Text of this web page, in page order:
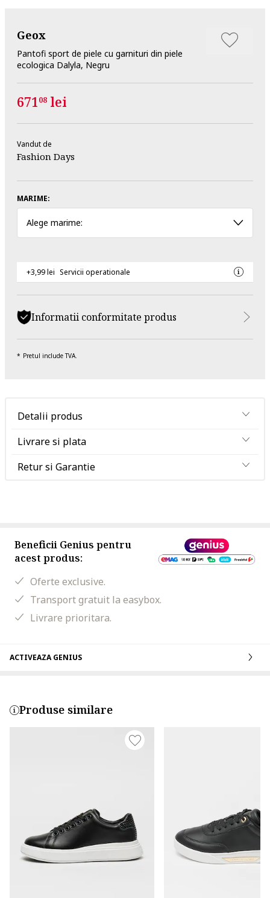
Geox
Pantofi sport de piele cu garnituri din piele
ecologica Dalyla, Negru
67108 lei
Vandut de
Fashion Days
MARIME:
Alege marime:
+3,99 lei Servicii operationale
Informatii conformitate produs
Pretul include TVA.
Detalii produs
Livrare si plata
Retur si Garantie
Beneficii Genius pentru
acest produs:
Oferte exclusive.
Transport gratuit la easybox.
Livrare prioritara.
ACTIVEAZA GENIUS
Produse similare